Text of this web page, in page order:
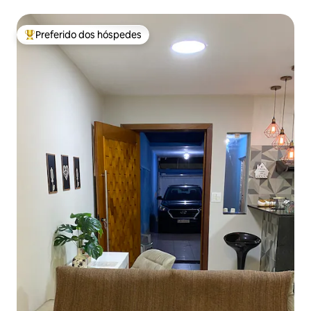
Entre os melhores preferidos dos hóspedes
Preferido dos hóspedes